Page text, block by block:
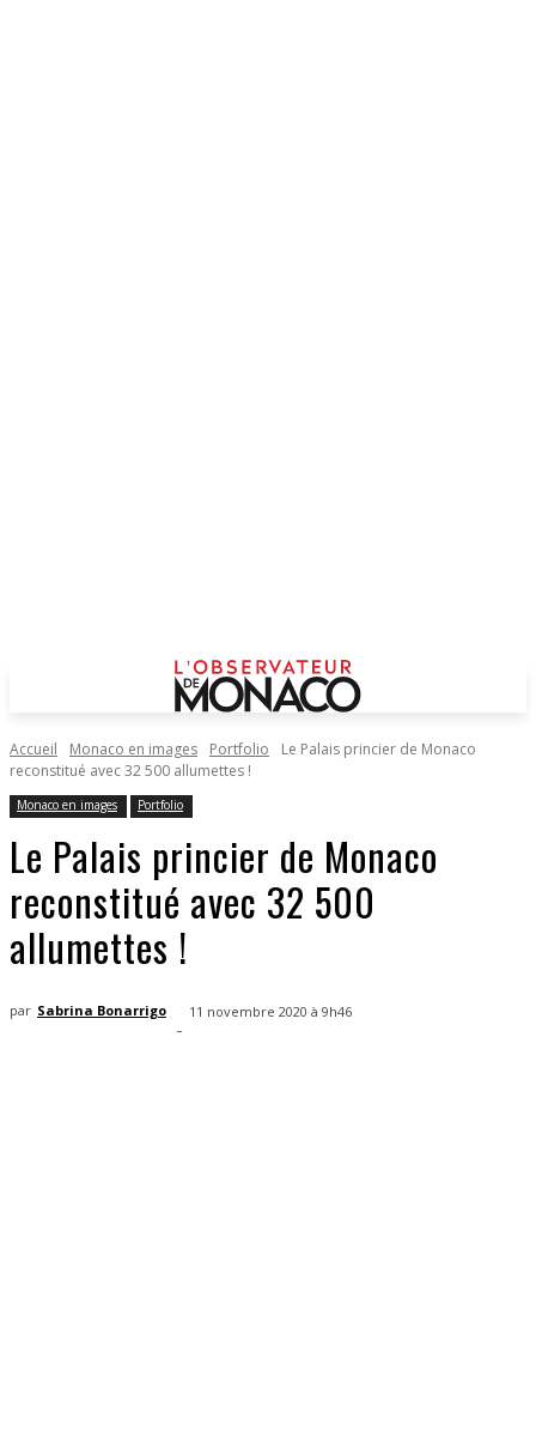
Accueil Monaco en images Portfolio
Le Palais princier de Monaco
reconstitué avec 32 500 allumettes !
Monaco en images Portfolio
Le Palais princier de Monaco
reconstitué avec 32 500
allumettes !
par Sabrina Bonarrigo
-
11 novembre 2020 à 9h46